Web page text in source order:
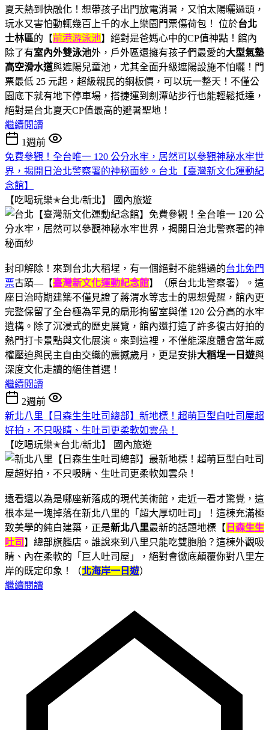
夏天熱到快融化！想帶孩子出門放電消暑，又怕太陽曬過頭，
玩水又害怕動輒幾百上千的水上樂園門票傷荷包！ 位於台北
士林區的【前港游泳池】絕對是爸媽心中的CP值神點！館內
除了有室內外雙泳池外，戶外區還擁有孩子們最愛的大型氣墊
高空滑水道與遮陽兒童池，尤其全面升級遮陽設施不怕曬！門
票最低 25 元起，超級親民的銅板價，可以玩一整天！不僅公
園底下就有地下停車場，搭捷運到劍潭站步行也能輕鬆抵達，
絕對是台北夏天CP值最高的避暑聖地！
繼續閱讀
1週前
免費參觀！全台唯一 120 公分水牢，居然可以參觀神秘水牢世
界，揭開日治北警察署的神秘面紗。台北【臺灣新文化運動紀
念館】
【吃喝玩樂✭台北/新北】
國內旅遊
封印解除！來到台北大稻埕，有一個絕對不能錯過的台北免門
票古蹟—【臺灣新文化運動紀念館】（原台北北警察署）。這
座日治時期建築不僅見證了蔣渭水等志士的思想覺醒，館內更
完整保留了全台極為罕見的扇形拘留室與僅 120 公分高的水牢
遺構。除了沉浸式的歷史展覽，館內還打造了許多復古好拍的
熱門打卡景點與文化展演。來到這裡，不僅能深度體會當年威
權壓迫與民主自由交織的震撼歲月，更是安排大稻埕一日遊與
深度文化走讀的絕佳首選！
繼續閱讀
2週前
新北八里【日森生生吐司總部】新地標！超萌巨型白吐司屋超
好拍，不只吸睛、生吐司更柔軟如雲朵！
【吃喝玩樂✭台北/新北】
國內旅遊
遠看還以為是哪座新落成的現代美術館，走近一看才驚覺，這
根本是一塊掉落在新北八里的「超大厚切吐司」！這棟充滿極
致美學的純白建築，正是新北八里最新的話題地標【 日森生生
吐司 】總部旗艦店。誰說來到八里只能吃雙胞胎？這棟外觀吸
睛、內在柔軟的「巨人吐司屋」，絕對會徹底顛覆你對八里左
岸的既定印象！（北海岸一日遊）
繼續閱讀